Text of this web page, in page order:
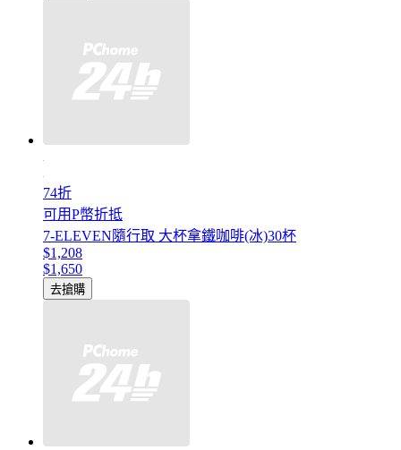
74折
可用P幣折抵
7-ELEVEN隨行取 大杯拿鐵咖啡(冰)30杯
$1,208
$1,650
去搶購